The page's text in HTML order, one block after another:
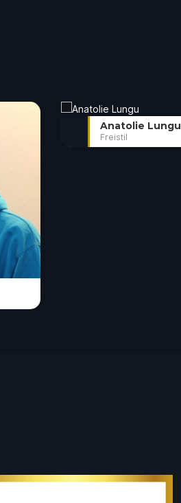
Anatolie Lungu
Freistil